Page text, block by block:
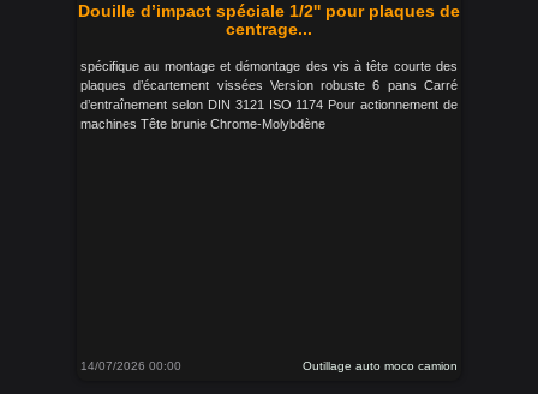
Douille d’impact spéciale 1/2'' pour plaques de
centrage...
spécifique au montage et démontage des vis à tête courte des
plaques d’écartement vissées Version robuste 6 pans Carré
d’entraînement selon DIN 3121 ISO 1174 Pour actionnement de
machines Tête brunie Chrome-Molybdène
14/07/2026 00:00 Outillage auto moco camion